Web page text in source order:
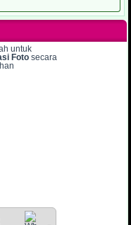
untuk
Foto secara